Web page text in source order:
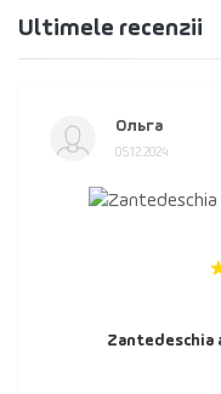
Ultimele recenzii
Ольга
05.12.2024
Zantedeschia